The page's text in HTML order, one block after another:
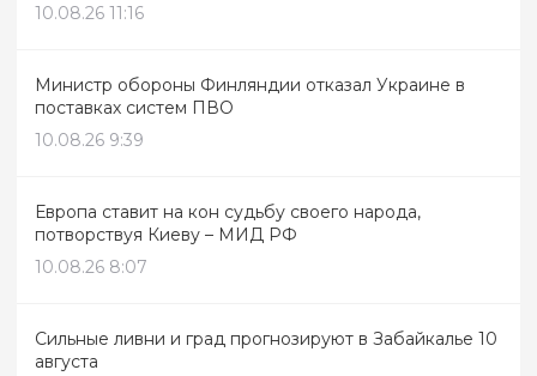
10.08.26 11:16
Министр обороны Финляндии отказал Украине в
поставках систем ПВО
10.08.26 9:39
Европа ставит на кон судьбу своего народа,
потворствуя Киеву – МИД РФ
10.08.26 8:07
Сильные ливни и град прогнозируют в Забайкалье 10
августа